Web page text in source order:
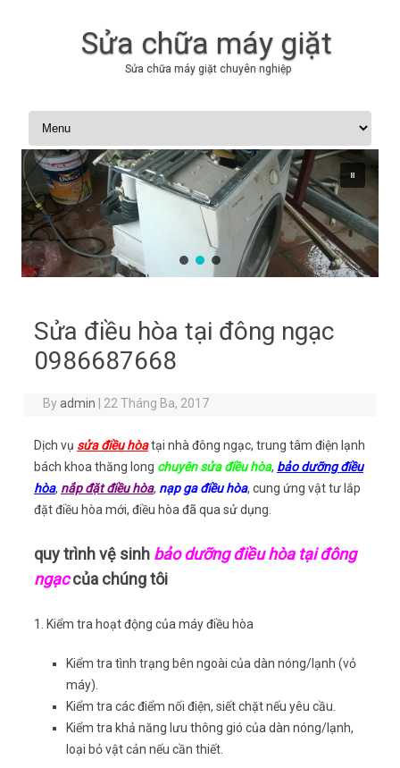
Sửa chữa máy giặt
Sửa chữa máy giặt chuyên nghiệp
Skip to content
Sửa điều hòa tại đông ngạc
0986687668
Byadmin 22 Tháng Ba, 2017
Dịch vụ sửa điều hòatại nhà đông ngạc, trung tâm điện lạnh
bách khoa thăng long chuyên sửa điều hòa, bảo dưỡng điều
hòa, nắp đặt điều hòa, nạp ga điều hòa, cung ứng vật tư lắp
đặt điều hòa mới, điều hòa đã qua sử dụng.
quy trình vệ sinh bảo dưỡng điều hòa tại đông
ngạccủa chúng tôi
1. Kiểm tra hoạt động của máy điều hòa
Kiểm tra tình trạng bên ngoài của dàn nóng/lạnh (vỏ
máy).
Kiểm tra các điểm nối điện, siết chặt nếu yêu cầu.
Kiểm tra khả năng lưu thông gió của dàn nóng/lạnh,
loại bỏ vật cản nếu cần thiết.